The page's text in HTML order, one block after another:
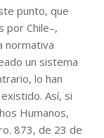
punto, que
por Chile–,
normativa
un sistema
lo han
Así, si
Humanos,
873, de 23 de